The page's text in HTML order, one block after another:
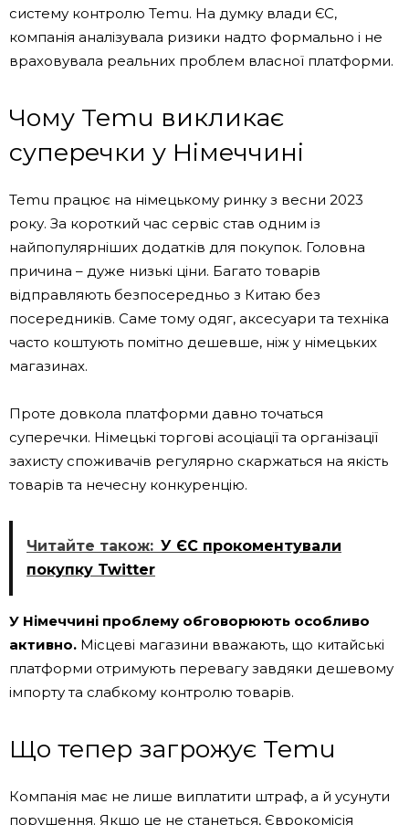
систему контролю Temu. На думку влади ЄС,
компанія аналізувала ризики надто формально і не
враховувала реальних проблем власної платформи.
Чому Temu викликає
суперечки у Німеччині
Temu працює на німецькому ринку з весни 2023
року. За короткий час сервіс став одним із
найпопулярніших додатків для покупок. Головна
причина – дуже низькі ціни. Багато товарів
відправляють безпосередньо з Китаю без
посередників. Саме тому одяг, аксесуари та техніка
часто коштують помітно дешевше, ніж у німецьких
магазинах.
Проте довкола платформи давно точаться
суперечки. Німецькі торгові асоціації та організації
захисту споживачів регулярно скаржаться на якість
товарів та нечесну конкуренцію.
Читайте також: У ЄС прокоментували
покупку Twitter
У Німеччині проблему обговорюють особливо
активно. Місцеві магазини вважають, що китайські
платформи отримують перевагу завдяки дешевому
імпорту та слабкому контролю товарів.
Що тепер загрожує Temu
Компанія має не лише виплатити штраф, а й усунути
порушення. Якщо це не станеться, Єврокомісія